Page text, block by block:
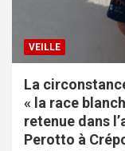
VEILLE
La
« la race
retenue dans
Perotto à